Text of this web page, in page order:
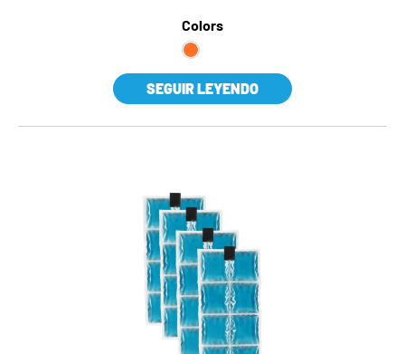
Colors
SEGUIR LEYENDO